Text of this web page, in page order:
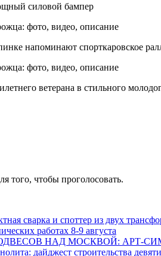
силовой бампер
напоминают спорткаровское
ветерана в стильного
того, чтобы проголосовать.
сварка и споттер из двух
работах 8-9 августа
НАД МОСКВОЙ: АРТ-
дайджест строительства